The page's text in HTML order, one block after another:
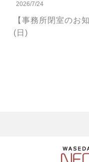
2026/7/24
【事務所閉室のお
(日)